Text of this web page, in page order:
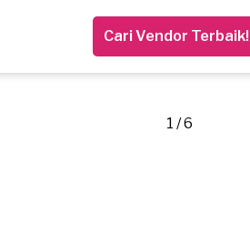
Cari Vendor Terbaik!
1 / 6